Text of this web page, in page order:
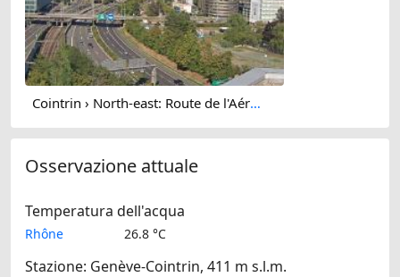
Cointrin › North-east: Route de l'Aéroport
Osservazione attuale
Temperatura dell'acqua
Rhône 26.8 °C
Stazione: Genève-Cointrin, 411 m s.l.m.